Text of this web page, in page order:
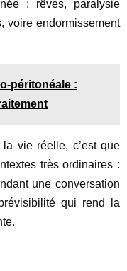
: rêves, paralysie
voire endormissement
péritonéale :
vie réelle, c’est que
très ordinaires :
une conversation
qui rend la